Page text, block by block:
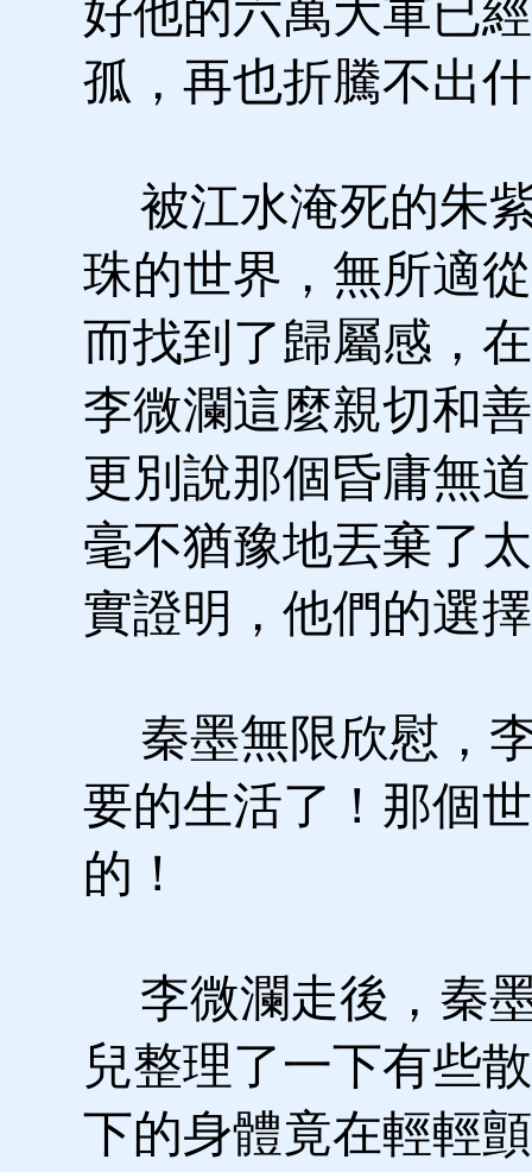
好他的六萬大軍已
孤，再也折騰不出
被江水淹死的朱
珠的世界，無所適
而找到了歸屬感，
李微瀾這麼親切和
更別說那個昏庸無
毫不猶豫地丟棄了
實證明，他們的選
秦墨無限欣慰，
要的生活了！那個
的！
李微瀾走後，秦
兒整理了一下有些
下的身體竟在輕輕